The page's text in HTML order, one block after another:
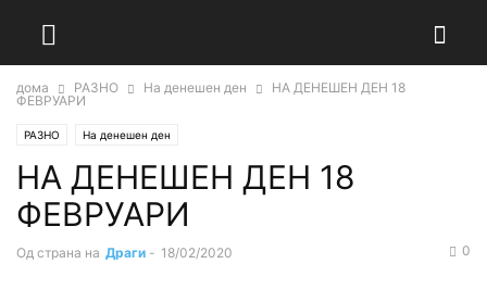
дома РАЗНО На денешен ден
НА ДЕНЕШЕН ДЕН 18
ФЕВРУАРИ
РАЗНО На денешен ден
НА ДЕНЕШЕН ДЕН 18
ФЕВРУАРИ
Од страна на Драги - 18/02/2020 0